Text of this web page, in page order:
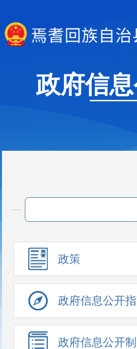
政府信
政策
政府信息公开
政府信息公开